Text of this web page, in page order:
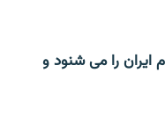
ایران را می شنود و